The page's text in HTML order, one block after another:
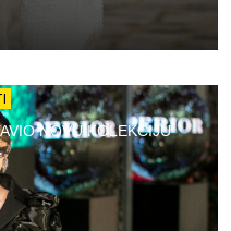
NOVU KOLEKCIJU